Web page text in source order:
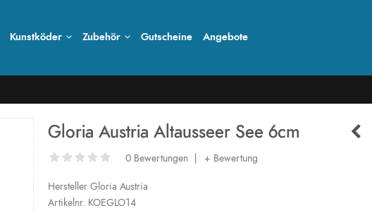
Kunstköder Zubehör Gutscheine Angebote
Gloria Austria Altausseer See 6cm
0 Bewertungen| + Bewertung
Hersteller Gloria Austria
Artikelnr.
KOEGLO14